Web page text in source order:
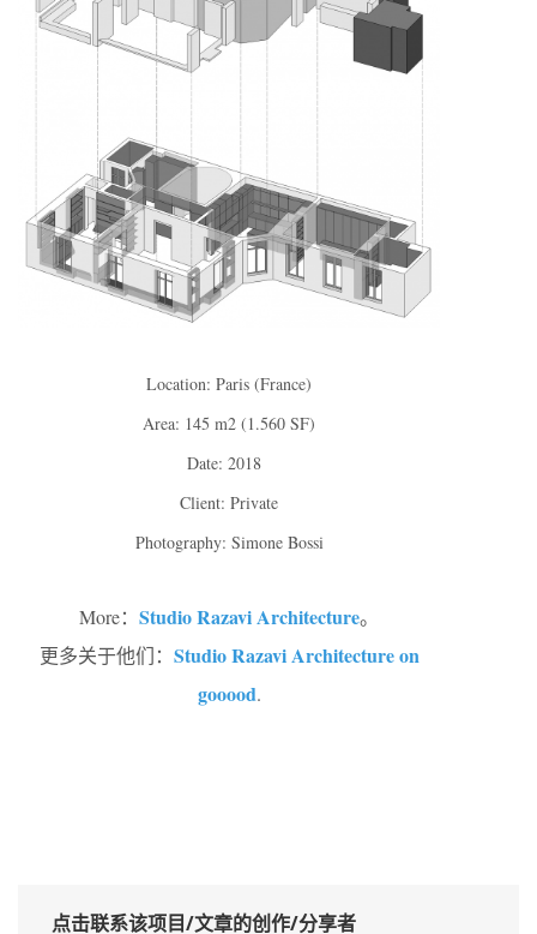
Location: Paris (France)
Area: 145 m2 (1.560 SF)
Date: 2018
Client: Private
Photography: Simone Bossi
More： Studio Razavi Architecture。
更多关于他们： Studio Razavi Architecture on
gooood.
点击联系该项目/文章的创作/分享者